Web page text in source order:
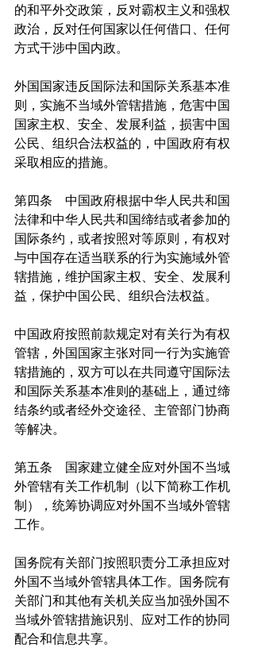
的和平外交政策，反对霸权主义和强权
政治，反对任何国家以任何借口、任何
方式干涉中国内政。
外国国家违反国际法和国际关系基本准
则，实施不当域外管辖措施，危害中国
国家主权、安全、发展利益，损害中国
公民、组织合法权益的，中国政府有权
采取相应的措施。
第四条　中国政府根据中华人民共和国
法律和中华人民共和国缔结或者参加的
国际条约，或者按照对等原则，有权对
与中国存在适当联系的行为实施域外管
辖措施，维护国家主权、安全、发展利
益，保护中国公民、组织合法权益。
中国政府按照前款规定对有关行为有权
管辖，外国国家主张对同一行为实施管
辖措施的，双方可以在共同遵守国际法
和国际关系基本准则的基础上，通过缔
结条约或者经外交途径、主管部门协商
等解决。
第五条　国家建立健全应对外国不当域
外管辖有关工作机制（以下简称工作机
制），统筹协调应对外国不当域外管辖
工作。
国务院有关部门按照职责分工承担应对
外国不当域外管辖具体工作。国务院有
关部门和其他有关机关应当加强外国不
当域外管辖措施识别、应对工作的协同
配合和信息共享。